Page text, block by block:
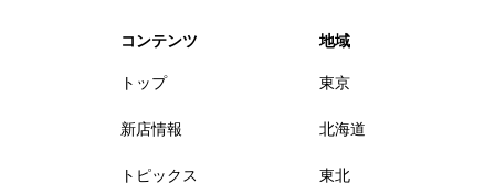
コンテンツ
トップ
新店情報
トピックス
地域
東京
北海道
東北